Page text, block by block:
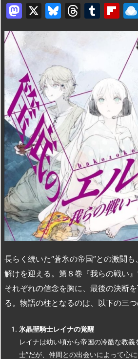
M
a
st
o
d
o
n
X
Bl
u
s
k
y
T
hr
d
s
T
u
Fl
ip
o
ar
d
長らく続いた“蒼氷の帝国”との激闘
解けを迎える。第８巻『我らの戦い
それぞれの信念を胸に、最後の決断
る。物語の柱となるのは、以下の三つ
氷晶聖騎士レイナの覚醒
レイナは幼い頃から帝国の冷酷な教義
士”だが、仲間との出会いによって心